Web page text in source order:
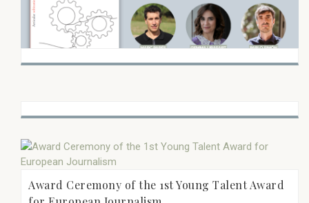
Award Ceremony of the 1st Young Talent Award